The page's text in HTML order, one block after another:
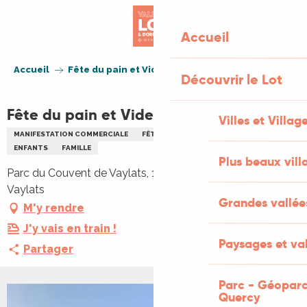
Accueil
Découvrir le Lot
Villes et
Plus beaux
Grandes
Paysages et
Parc -
Quercy
Accueil Fête du pain et Vide-greniers à Vaylats
Fête du pain et Vide-greniers à Vaylats
MANIFESTATION COMMERCIALE FÊTE
ENFANTS
FAMILLE
Parc du Couvent de Vaylats, 100 rue du Couvent, 46230
Vaylats
M'y rendre
J'y vais en train !
Partager
+1 PHOTO